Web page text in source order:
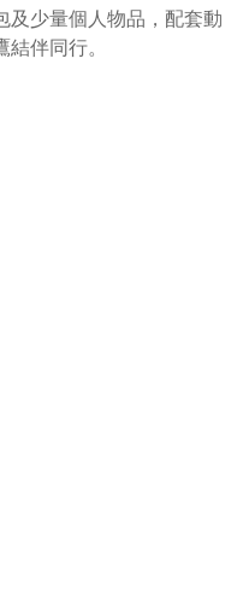
及少量個人物品，配套動
伴同行。